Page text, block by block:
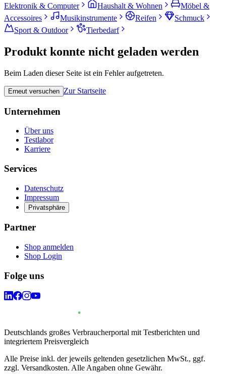
Elektronik & Computer
Haushalt & Wohnen
Möbel &
Accessoires
Musikinstrumente Reifen
Schmuck
Sport & Outdoor
Tierbedarf
Produkt konnte nicht geladen werden
Beim Laden dieser Seite ist ein Fehler aufgetreten.
Erneut versuchen Zur Startseite
Unternehmen
Über uns
Testlabor
Karriere
Services
Datenschutz
Impressum
Privatsphäre
Partner
Shop anmelden
Shop Login
Folge uns
Deutschlands großes Verbraucherportal mit Testberichten und
integriertem Preisvergleich
Alle Preise inkl. der jeweils geltenden gesetzlichen MwSt., ggf.
zzgl. Versandkosten. Alle Angaben ohne Gewähr.